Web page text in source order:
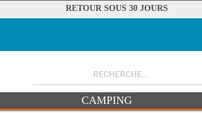
RETOUR SOUS 30 JOURS
CAMPING